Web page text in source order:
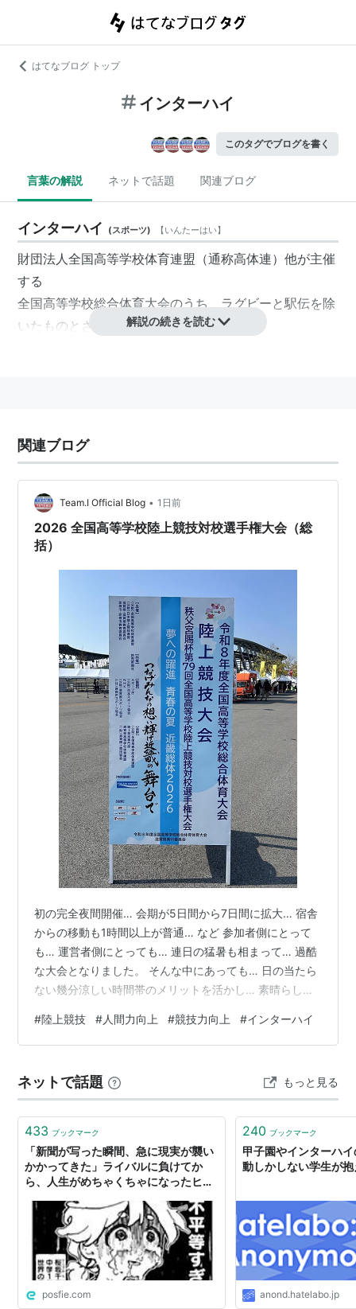
はてなブログ トップ
インターハイ
このタグでブログを書く
言葉の解説 ネットで話題 関連ブログ
インターハイ (スポーツ) 【いんたーはい】
財団法人全国高等学校体育連盟（通称高体連）他が主催
する
全国高等学校総合体育大会のうち、ラグビーと駅伝を除
いたものとされる。
り。
夏季
陸上競技、サッカー、ホッケー、剣道、自転車、体操、
新体操、
登山、なぎなた、卓球、バスケットボール、ソフトボー
バレーボール、空手道、テニス、ソフトテニス、ヨッ
バドミントン、フェンシング、ウェイトリフティング、
ハンドボール、アーチェリー、相撲、ボート、水泳、飛
び込み、水球、
柔道、ボクシング、弓道、レスリング、
スキー、スピードスケート、フィギュアスケート、アイ
スホッケー
大会URL
中国０４総体
０５千葉きらめき総体
http://www.pref.chiba.jp/kyouiku/soutai/
０６総体THE近畿http://www.06soutaithekinki-
osaka.jp/
トランポリンなど、対象となる競技でなくとも、
解説の続きを読む
関連ブログ
Team.I Official Blog • 1日前
2026 全国高等学校陸上競技対校選手権大会（総
括）
初の完全夜間開催… 会期が5日間から7日間に拡大… 宿舎
からの移動も1時間以上が普通… など 参加者側にとって
も… 運営者側にとっても… 連日の猛暑も相まって… 過酷
な大会となりました。 そんな中にあっても… 日の当たら
ない幾分涼しい時間帯のメリットを活かし… 素晴らしい
競技が終わって帰宅する時間が連日0時を回る中、素晴ら
しい競技会運営をされた滋賀陸協・高体連の皆さん！ 大
た！ 今大会には、6種目に5名の卒団生が出場することが
できました。 走る…100mH、4×100mR 跳ぶ…走幅跳 投
げる…
#陸上競技 #人間力向上 #競技力向上 #インターハイ
ネットで話題 もっと見る
433 ブックマーク
「新聞が写った瞬間、急に現実が襲い
かかってきた」ライバルに負けてか
ら、人生がめちゃくちゃになったヒロ
春全部を陸上に捧げた話「足の速さ一
本の女」
posfie.com
240 ブックマーク
甲子園やインターハ
動しかしない学生が
anond.hatelabo.jp